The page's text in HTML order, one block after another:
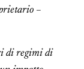
–
di regimi di